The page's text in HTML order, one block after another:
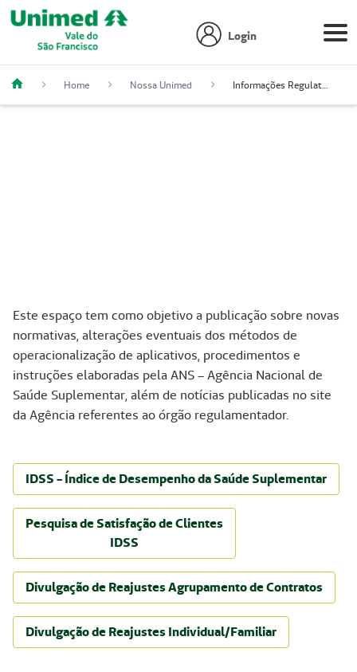
Login
Home Nossa Unimed Informações Regulatórias
Este espaço tem como objetivo a publicação sobre novas
normativas, alterações eventuais dos métodos de
operacionalização de aplicativos, procedimentos e
instruções elaboradas pela ANS – Agência Nacional de
Saúde Suplementar, além de notícias publicadas no site
da Agência referentes ao órgão regulamentador.
IDSS - Índice de Desempenho da Saúde Suplementar
Pesquisa de Satisfação de Clientes
IDSS
Divulgação de Reajustes Agrupamento de Contratos
Divulgação de Reajustes Individual/Familiar